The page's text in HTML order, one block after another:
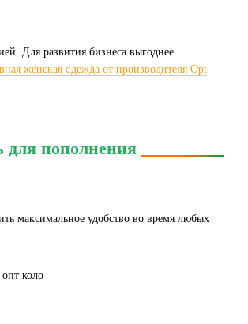
Для развития бизнеса выгоднее
женская одежда от производителя Opt
пополнения
максимальное удобство во время любых